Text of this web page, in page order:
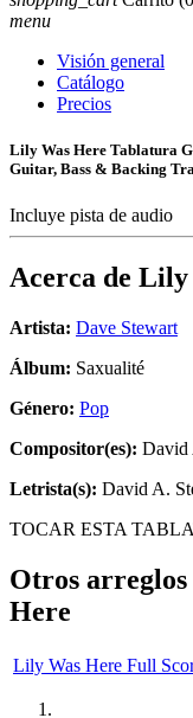
menu
Visión general
Catálogo
Precios
Lily Was Here Tablatura
Guitar, Bass & Backing
Incluye pista de audio
Acerca de Lily
Artista: Dave Stewart
Álbum: Saxualité
Género: Pop
Compositor(es): David
Letrista(s): David A.
TOCAR ESTA
Otros
Here
Lily Was Here Full